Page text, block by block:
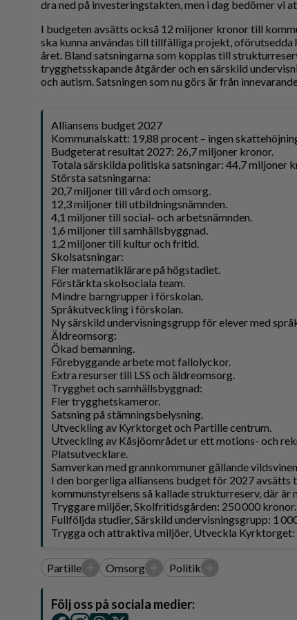
dra ned på investeringstakten, men i dag bedömer vi
I budgeten avsätts också 12 miljoner kronor till
ska kunna användas till tillfälliga projekt, oförutsedda
året. Bland satsningarna som kopplas till
trygghetsskapande åtgärder och en särskild
och autism. Satsningen som nu görs är från
Alliansens budget 2027
Kommunalskatt: 19,88 procent – ingen
Budgeterat resultat 2027: 26,7 miljoner kronor.
Totala särskilda politiska satsningar: 44,7 miljoner
Största satsningarna:
20,7 miljoner till vård och omsorg.
12,3 miljoner till utbildningsnämnden.
4,1 miljoner till social- och arbetsnämnden.
1,6 miljoner till samhällsbyggnad.
1,2 miljoner till kultur och fritid.
Skolsatsningar:
Fler matematiklärare på högstadiet.
Förstärkta skolsociala team.
Mindre barngrupper i förskolan.
Språkutveckling i förskolan.
Ny särskild undervisningsgrupp för elever med
Äldreomsorg:
Ökad bemanning.
Förebyggande arbete mot fallolyckor.
Extra resurser till LSS och äldreomsorg.
Trygghet och samhällsbyggnad:
Fler trygghetskameror.
Satsning på stämningsbelysning.
Utveckling av Kyrktorget och Partille centrum.
Utveckling av Kåsjöområdet ur ett motions- och
Platsutvecklare.
Samverkan med grannkommuner gällande
I den borgerliga alliansens budget för 2027
kommunstyrelsens så kallade strukturreserv, där är
Tryggare miljöer, Skolfritidsgården: 250 000 kronor.
​Fullföljda studier, Särskild undervisningsgrupp: 1
​Trygga och attraktiva miljöer, Utveckla Kyrktorget:
Partille + Omsorg + Politik +
Följ oss på sociala medier: